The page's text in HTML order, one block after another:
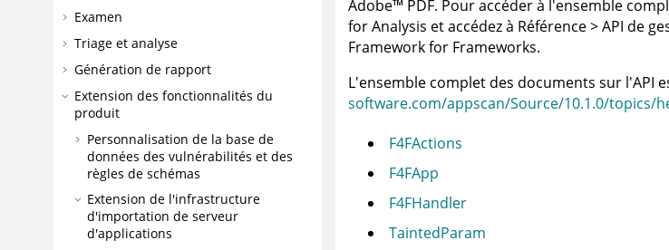
Examen
Triage et analyse
Génération de rapport
Extension des fonctionnalités du
produit
Personnalisation de la base de
données des vulnérabilités et des
règles de schémas
Extension de l'infrastructure
d'importation de serveur
d'applications
Adobe™ PDF. Pour accéder à l'ensemble
for Analysis et accédez à Référence > API de
Framework for Frameworks.
L'ensemble complet des documents sur l'API
software.com/appscan/Source/10.1.0/topics/
F4FActions
F4FApp
F4FHandler
TaintedParam